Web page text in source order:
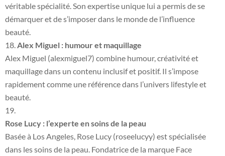
véritable spécialité. Son expertise unique lui a permis de se
démarquer et de s’imposer dans le monde de l’influence
beauté.
Alex Miguel : humour et maquillage
Alex Miguel (alexmiguel7) combine humour, créativité et
maquillage dans un contenu inclusif et positif. Il s’impose
rapidement comme une référence dans l’univers lifestyle et
beauté.
Rose Lucy : l’experte en soins de la peau
Basée à Los Angeles, Rose Lucy (roseelucyy) est spécialisée
dans les soins de la peau. Fondatrice de la marque Face